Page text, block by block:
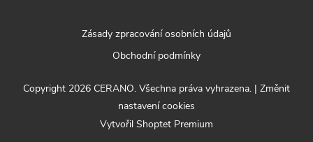
Zásady zpracování osobních údajů
Obchodní podmínky
Vytvořil Shoptet Premium
Copyright 2026 CERANO. Všechna práva vyhrazena. | Změnit
nastavení cookies